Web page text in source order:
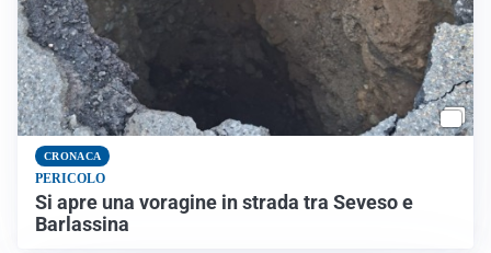
CRONACA
PERICOLO
Si apre una voragine in strada tra Seveso e
Barlassina